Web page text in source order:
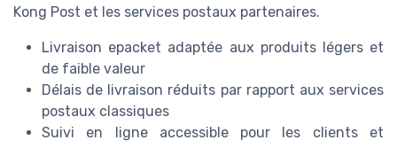
Kong Post et les services postaux partenaires.
Livraison epacket adaptée aux produits légers et
de faible valeur
Délais de livraison réduits par rapport aux services
postaux classiques
Suivi en ligne accessible pour les clients et